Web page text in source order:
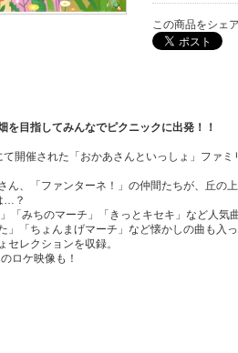
この商品をシェ
目指してみんなでピクニックに出発！！
開催された「おかあさんといっしょ」ファ
ん、「ファンターネ！」の仲間たちが、丘の
…？
「みちのマーチ」「きっとキセキ」など人気
」「ちょんまげマーチ」など懐かしの曲も入
レクションを収録。
ロケ映像も！